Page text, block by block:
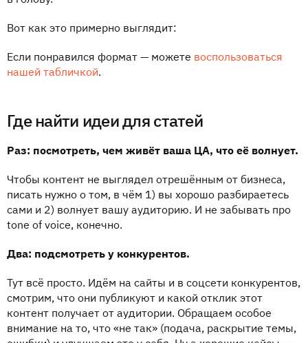
Вот как это примерно выглядит:
Если понравился формат — можете воспользоваться
нашей табличкой.
Где найти идеи для статей
Раз: посмотреть, чем живёт ваша ЦА, что её волнует.
Чтобы контент не выглядел отрешённым от бизнеса,
писать нужно о том, в чём 1) вы хорошо разбираетесь
сами и 2) волнует вашу аудиторию. И не забывать про
tone of voice, конечно.
Два: подсмотреть у конкурентов.
Тут всё просто. Идём на сайты и в соцсети конкурентов,
смотрим, что они публикуют и какой отклик этот
контент получает от аудитории. Обращаем особое
внимание на то, что «не так» (подача, раскрытие темы,